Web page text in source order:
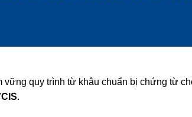
vững quy trình từ khâu chuẩn bị chứng từ
.